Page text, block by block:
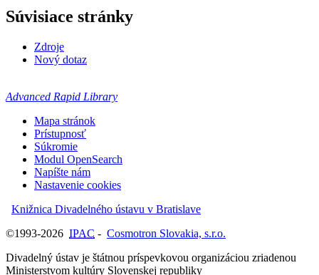
Súvisiace stránky
Zdroje
Nový dotaz
Advanced Rapid Library
Mapa stránok
Prístupnosť
Súkromie
Modul OpenSearch
Napíšte nám
Nastavenie cookies
Knižnica Divadelného ústavu v Bratislave
©1993-2026 IPAC - Cosmotron Slovakia, s.r.o.
Divadelný ústav je štátnou príspevkovou organizáciou zriadenou
Ministerstvom kultúry Slovenskej republiky